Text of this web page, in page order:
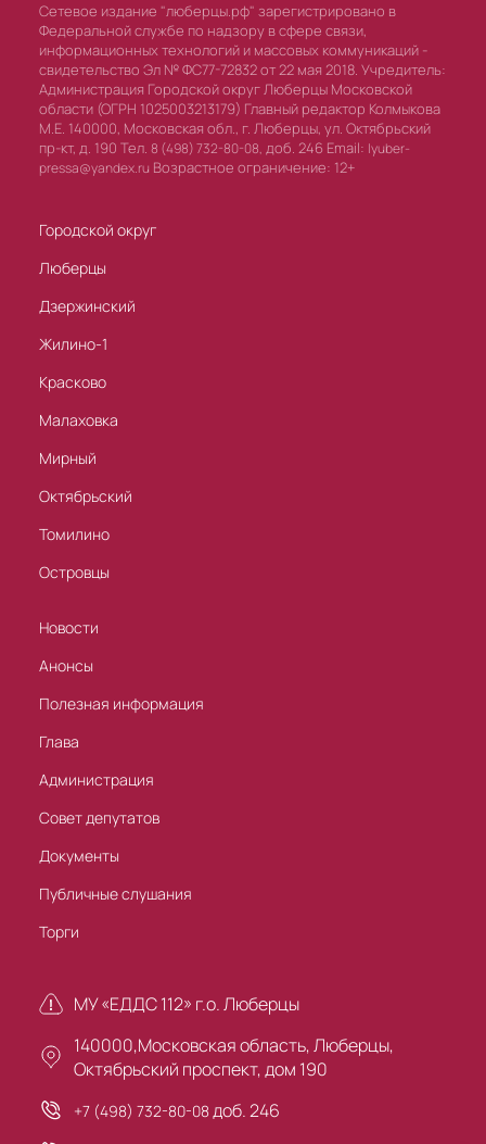
Сетевое издание "люберцы.рф" зарегистрировано в
Федеральной службе по надзору в сфере связи,
информационных технологий и массовых коммуникаций -
свидетельство Эл № ФС77-72832 от 22 мая 2018. Учредитель:
Администрация Городской округ Люберцы Московской
области (ОГРН 1025003213179) Главный редактор Колмыкова
М.Е. 140000, Московская обл., г. Люберцы, ул. Октябрьский
пр-кт, д. 190 Тел. 8 (498) 732-80-08, доб. 246 Email: lyuber-
pressa@yandex.ru Возрастное ограничение: 12+
Городской округ
Люберцы
Дзержинский
Жилино-1
Красково
Малаховка
Мирный
Октябрьский
Томилино
Островцы
Новости
Анонсы
Полезная информация
Глава
Администрация
Совет депутатов
Документы
Публичные слушания
Торги
МУ «ЕДДС 112» г.о. Люберцы
140000,Московская область, Люберцы,
Октябрьский проспект, дом 190
+7 (498) 732-80-08 доб. 246